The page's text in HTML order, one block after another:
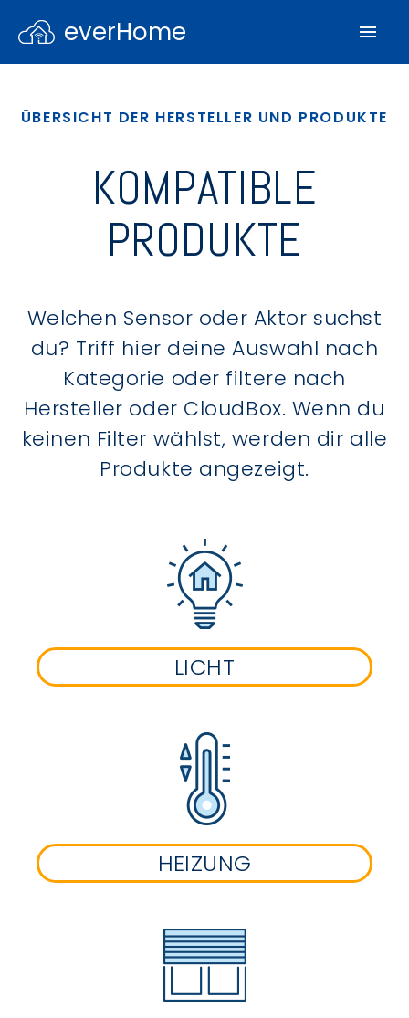
everHome
ÜBERSICHT DER HERSTELLER UND PRODUKTE
KOMPATIBLE
PRODUKTE
Welchen Sensor oder Aktor suchst
du? Triff hier deine Auswahl nach
Kategorie oder filtere nach
Hersteller oder CloudBox. Wenn du
keinen Filter wählst, werden dir alle
Produkte angezeigt.
LICHT
HEIZUNG